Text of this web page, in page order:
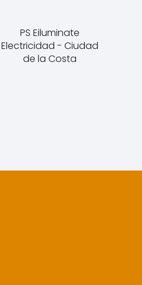
PS Eiluminate
Electricidad - Ciudad
de la Costa